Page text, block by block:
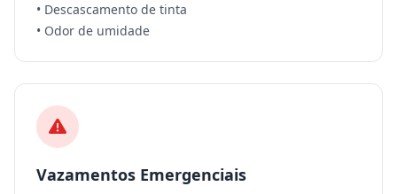
• Descascamento de tinta
• Odor de umidade
Vazamentos Emergenciais